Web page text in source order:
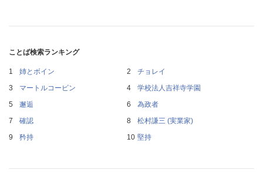
ことば検索ランキング
姉とボイン
チョレイ
マートルコービン
学校法人吉祥寺学園
邂逅
為政者
確認
松村謙三 (実業家)
矜持
堅持